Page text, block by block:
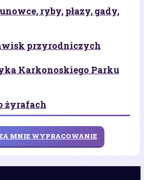
ryby, płazy, gady,
przyrodniczych
Karkonoskiego Parku
żyrafach
MNIE WYPRACOWANIE